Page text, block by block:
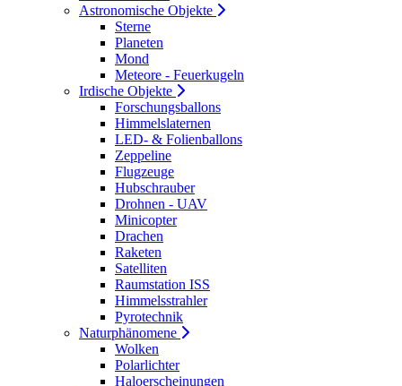
Astronomische Objekte
Sterne
Planeten
Mond
Meteore - Feuerkugeln
Irdische Objekte
Forschungsballons
Himmelslaternen
LED- & Folienballons
Zeppeline
Flugzeuge
Hubschrauber
Drohnen - UAV
Minicopter
Drachen
Raketen
Satelliten
Raumstation ISS
Himmelsstrahler
Pyrotechnik
Naturphänomene
Wolken
Polarlichter
Haloerscheinungen